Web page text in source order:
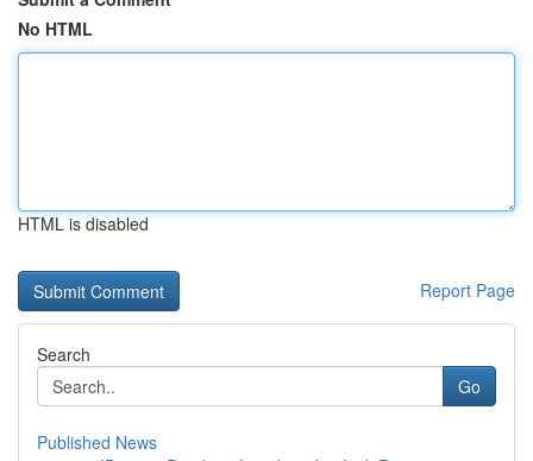
No HTML
HTML is disabled
Report Page
Search
Go
Published News